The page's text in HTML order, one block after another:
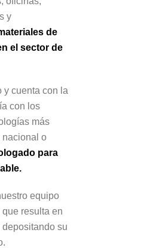
y
de
el sector de
y cuenta con la
con los
más
nacional o
para
equipo
resulta en
su